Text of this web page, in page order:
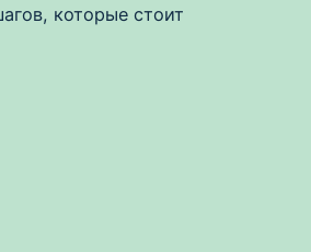
которые стоит